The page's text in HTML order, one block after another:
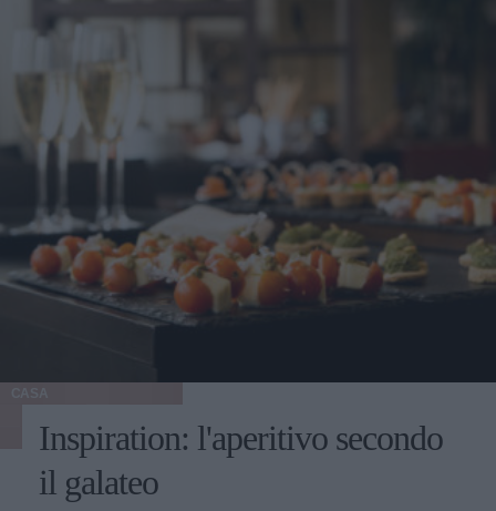
Inspiration: l'aperitivo secondo
il galateo